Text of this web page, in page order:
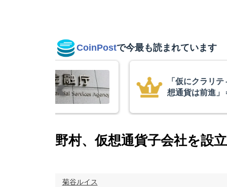
CoinPostで今最も読まれています
スペースX上場
ぼ倍増 1900億
野村、仮想通貨子会社を設
菊谷ルイス